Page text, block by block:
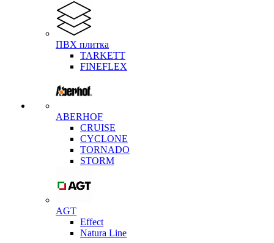
ПВХ плитка
TARKETT
FINEFLEX
ABERHOF
CRUISE
CYCLONE
TORNADO
STORM
AGT
Effect
Natura Line